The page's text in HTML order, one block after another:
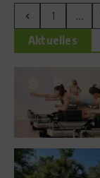
1 ...
Aktuelles